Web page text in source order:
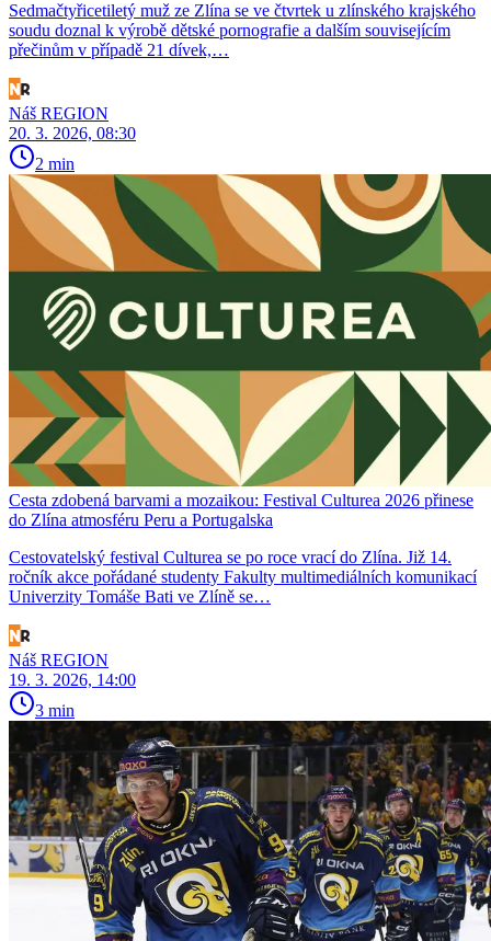
Sedmačtyřicetiletý muž ze Zlína se ve čtvrtek u zlínského krajského
soudu doznal k výrobě dětské pornografie a dalším souvisejícím
přečinům v případě 21 dívek,…
Náš REGION
20. 3. 2026, 08:30
2 min
Cesta zdobená barvami a mozaikou: Festival Culturea 2026 přinese
do Zlína atmosféru Peru a Portugalska
Cestovatelský festival Culturea se po roce vrací do Zlína. Již 14.
ročník akce pořádané studenty Fakulty multimediálních komunikací
Univerzity Tomáše Bati ve Zlíně se…
Náš REGION
19. 3. 2026, 14:00
3 min